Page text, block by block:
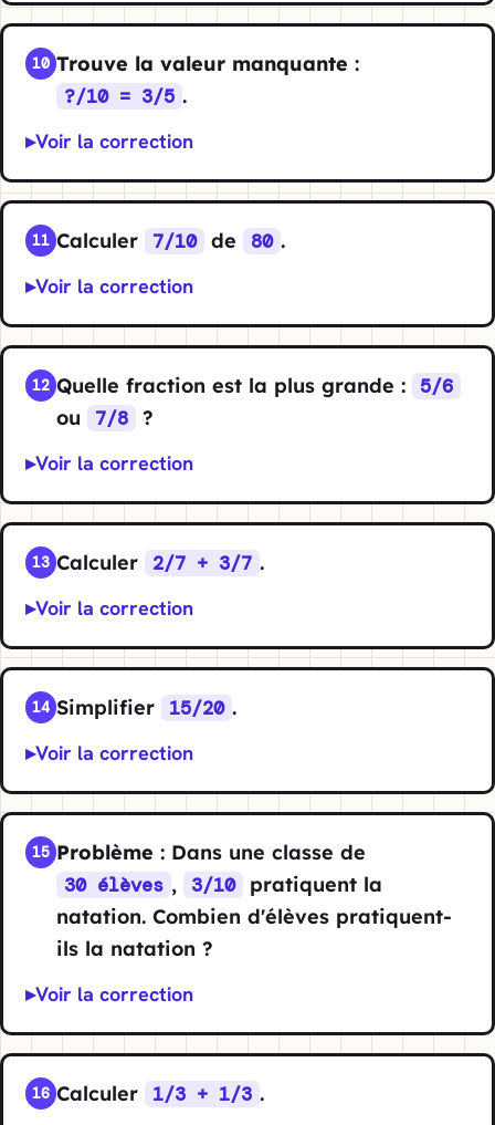
10 Trouve la valeur manquante :
?/10 = 3/5 .
Voir la correction
11 Calculer 7/10 de 80 .
Voir la correction
12 Quelle fraction est la plus grande : 5/6
ou 7/8 ?
Voir la correction
13 Calculer 2/7 + 3/7 .
Voir la correction
14 Simplifier 15/20 .
Voir la correction
15 Problème : Dans une classe de
30 élèves , 3/10
pratiquent la
natation. Combien d'élèves pratiquent-
ils la natation ?
Voir la correction
16 Calculer 1/3 + 1/3 .